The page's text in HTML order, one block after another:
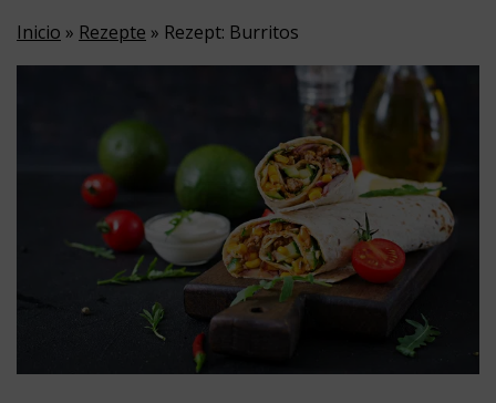
Inicio » Rezepte » Rezept: Burritos